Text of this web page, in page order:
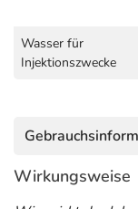
Wasser für
Injektionszwecke
Wirkungsweise